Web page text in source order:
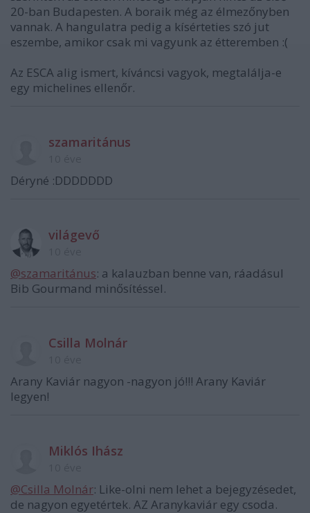
20-ban Budapesten. A boraik még az élmezőnyben
vannak. A hangulatra pedig a kísérteties szó jut
eszembe, amikor csak mi vagyunk az étteremben :(
Az ESCA alig ismert, kíváncsi vagyok, megtalálja-e
egy michelines ellenőr.
szamaritánus
Déryné :DDDDDDD
világevő
@szamaritánus: a kalauzban benne van, ráadásul
Bib Gourmand minősítéssel.
Csilla Molnár
Arany Kaviár nagyon -nagyon jó!!! Arany Kaviár
legyen!
Miklós Ihász
@Csilla Molnár: Like-olni nem lehet a bejegyzésedet,
de nagyon egyetértek. AZ Aranykaviár egy csoda.